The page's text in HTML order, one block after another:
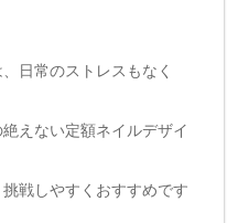
日常のストレスもなく
えない定額ネイルデザイ
戦しやすくおすすめです